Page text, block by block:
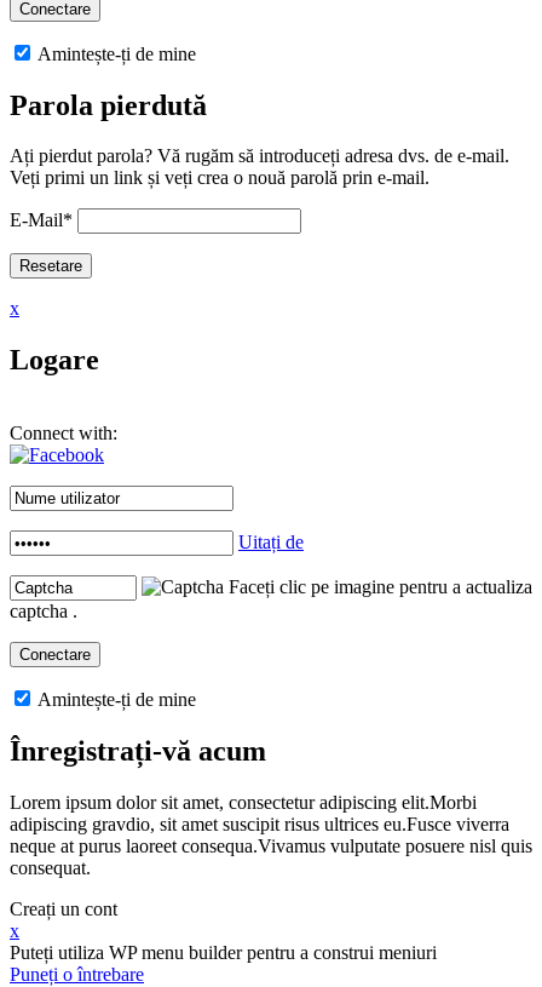
Amintește-ți de mine
Parola pierdută
Ați pierdut parola? Vă rugăm să introduceți adresa dvs. de e-mail.
Veți primi un link și veți crea o nouă parolă prin e-mail.
E-Mail*
x
Logare
Connect with:
Uitați de
Faceți clic pe imagine pentru a actualiza
captcha .
Amintește-ți de mine
Înregistrați-vă acum
Lorem ipsum dolor sit amet, consectetur adipiscing elit.Morbi
adipiscing gravdio, sit amet suscipit risus ultrices eu.Fusce viverra
neque at purus laoreet consequa.Vivamus vulputate posuere nisl quis
consequat.
Creați un cont
x
Puteți utiliza WP menu builder pentru a construi meniuri
Puneți o întrebare